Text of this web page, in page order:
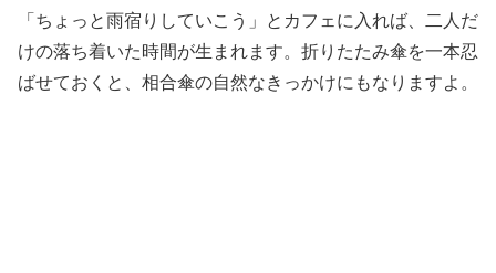
「ちょっと雨宿りしていこう」とカフェに入れば、二人だ
けの落ち着いた時間が生まれます。折りたたみ傘を一本忍
ばせておくと、相合傘の自然なきっかけにもなりますよ。